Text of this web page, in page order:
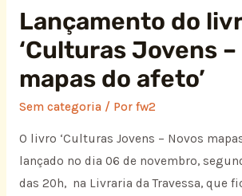
Lançamento do
‘Culturas Jovens –
mapas do afeto’
Sem categoria/ Por fw2
O livro ‘Culturas Jovens – Novos
lançado no dia 06 de novembro,
das 20h, na Livraria da Travessa, que